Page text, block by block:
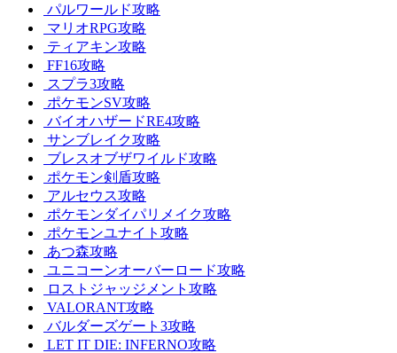
パルワールド攻略
マリオRPG攻略
ティアキン攻略
FF16攻略
スプラ3攻略
ポケモンSV攻略
バイオハザードRE4攻略
サンブレイク攻略
ブレスオブザワイルド攻略
ポケモン剣盾攻略
アルセウス攻略
ポケモンダイパリメイク攻略
ポケモンユナイト攻略
あつ森攻略
ユニコーンオーバーロード攻略
ロストジャッジメント攻略
VALORANT攻略
バルダーズゲート3攻略
LET IT DIE: INFERNO攻略